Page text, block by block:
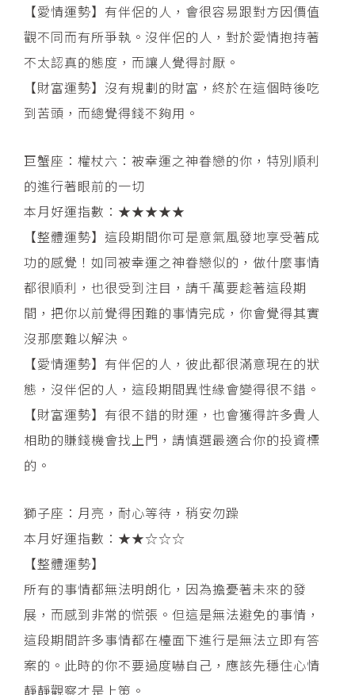
【愛情運勢】有伴侶的人，會很容易跟對方因價值
觀不同而有所爭執。沒伴侶的人，對於愛情抱持著
不太認真的態度，而讓人覺得討厭。
【財富運勢】沒有規劃的財富，終於在這個時後吃
到苦頭，而總覺得錢不夠用。
巨蟹座：權杖六：被幸運之神眷戀的你，特別順利
的進行著眼前的一切
本月好運指數：★★★★★
【整體運勢】這段期間你可是意氣風發地享受著成
功的感覺！如同被幸運之神眷戀似的，做什麼事情
都很順利，也很受到注目，請千萬要趁著這段期
間，把你以前覺得困難的事情完成，你會覺得其實
沒那麼難以解決。
【愛情運勢】有伴侶的人，彼此都很滿意現在的狀
態，沒伴侶的人，這段期間異性緣會變得很不錯。
【財富運勢】有很不錯的財運，也會獲得許多貴人
相助的賺錢機會找上門，請慎選最適合你的投資標
的。
獅子座：月亮，耐心等待，稍安勿躁
本月好運指數：★★☆☆☆
【整體運勢】
所有的事情都無法明朗化，因為擔憂著未來的發
展，而感到非常的慌張。但這是無法避免的事情，
這段期間許多事情都在檯面下進行是無法立即有答
案的。此時的你不要過度嚇自己，應該先穩住心情
靜靜觀察才是上策。